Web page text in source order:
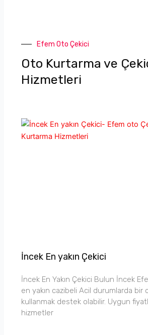
Efem Oto Çekici
Oto Kurtarma ve
Hizmetleri
İncek En yakın Çekici
İncek En Yakın Çekici Bulun İncek
en yakın cazibeli Acil durumlarda bir
kullanmak destek olabilir. Uygun
hizmetler